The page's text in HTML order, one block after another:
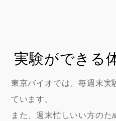
実験ができる
東京バイオでは、毎週末実
ています。
また、週末忙しいい方のた